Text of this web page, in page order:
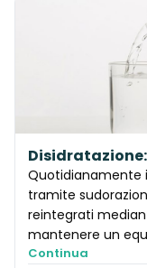
Quotidianamente
tramite
reintegrati
mantenere un
Continua